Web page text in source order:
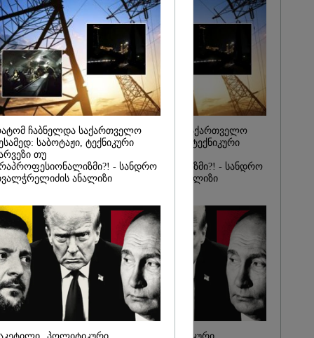
5-ჯერ
მათ
არ
- ქეთა
რატომ ჩაბნელდა საქართველო
მესამედ: საბოტაჟი, ტექნიკური
არაპროფესიონალიზმი?! - სანდრო
თვალჭრელიძის ანალიზი
ჩაბნელდა საქართველო
საბოტაჟი, ტექნიკური
თუ
- სანდრო
ანალიზი